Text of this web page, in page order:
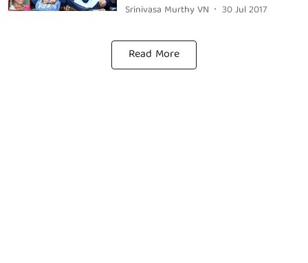
Srinivasa Murthy VN 30 Jul 2017
Read More